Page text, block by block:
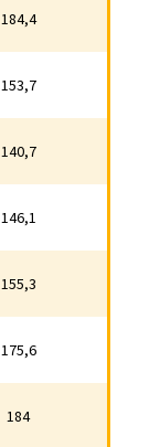
184,4
153,7
184,4
153,7
140,7
146,1
155,3
175,6
184